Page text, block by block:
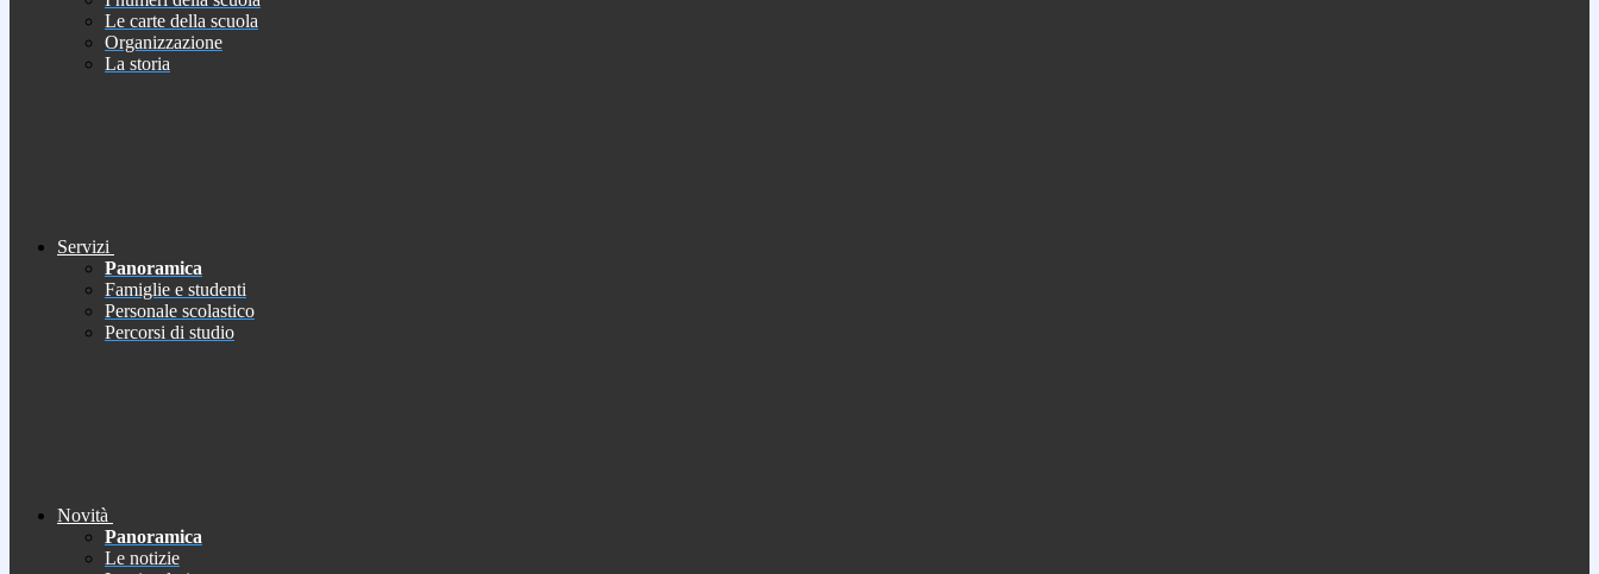
Le carte della scuola
Organizzazione
La storia
Servizi
Panoramica
Famiglie e studenti
Personale scolastico
Percorsi di studio
Novità
Panoramica
Le notizie